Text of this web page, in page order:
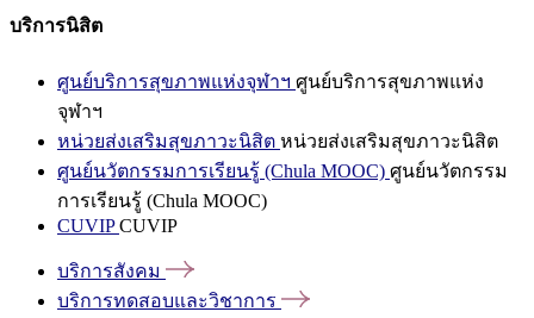
บริการนิสิต
ศูนย์บริการสุขภาพแห่งจุฬาฯ ศูนย์บริการสุขภาพแห่ง
จุฬาฯ
หน่วยส่งเสริมสุขภาวะนิสิต หน่วยส่งเสริมสุขภาวะนิสิต
ศูนย์นวัตกรรมการเรียนรู้ (Chula MOOC) ศูนย์นวัตกรรม
การเรียนรู้ (Chula MOOC)
CUVIPCUVIP
บริการสังคม
บริการทดสอบและวิชาการ